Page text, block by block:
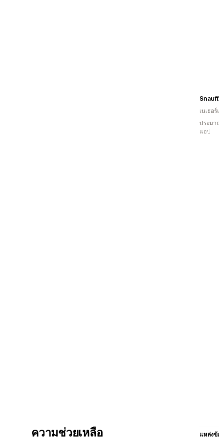
เนเธอ
ประมา
แอป
ความช่วยเหลือ แหล่งข้